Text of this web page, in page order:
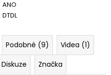
ANO
DTDL
Podobné (9)
Videa (1)
Diskuze Značka